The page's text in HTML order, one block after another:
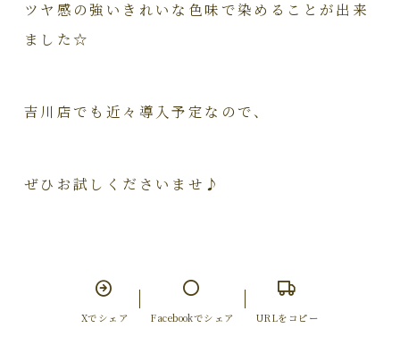
ツヤ感の強いきれいな色味で染めることが出来
ました☆
吉川店でも近々導入予定なので、
ぜひお試しくださいませ♪
Xでシェア Facebookでシェア URLをコピー